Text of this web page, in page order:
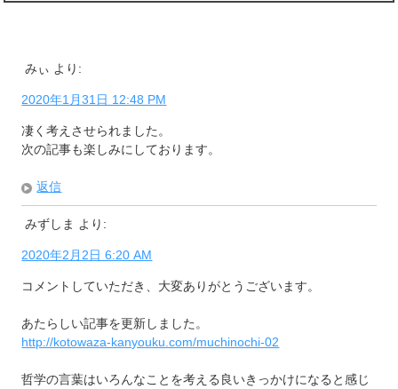
みぃ より:
2020年1月31日 12:48 PM
凄く考えさせられました。
次の記事も楽しみにしております。
返信
みずしま より:
2020年2月2日 6:20 AM
コメントしていただき、大変ありがとうございます。
あたらしい記事を更新しました。
http://kotowaza-kanyouku.com/muchinochi-02
哲学の言葉はいろんなことを考える良いきっかけになると感じ